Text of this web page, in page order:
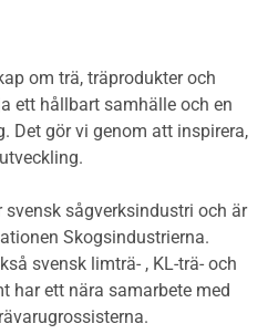
märkning
- generellt
utomhuskonstruktioner
om trä, träprodukter och
ett hållbart samhälle och en
Det gör vi genom att inspirera,
svensk sågverksindustri och är
Skogsindustrierna.
svensk limträ- , KL-trä- och
har ett nära samarbete med